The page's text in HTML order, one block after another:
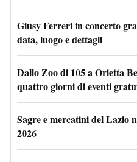
Giusy Ferreri in concerto
data, luogo e dettagli
Dallo Zoo di 105 a Orietta
quattro giorni di eventi
Sagre e mercatini del Lazio
2026